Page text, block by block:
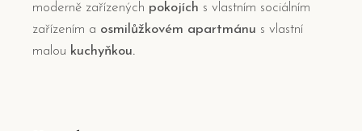
moderně zařízených pokojích s vlastním sociálním
zařízením a osmilůžkovém apartmánu s vlastní
malou kuchyňkou.